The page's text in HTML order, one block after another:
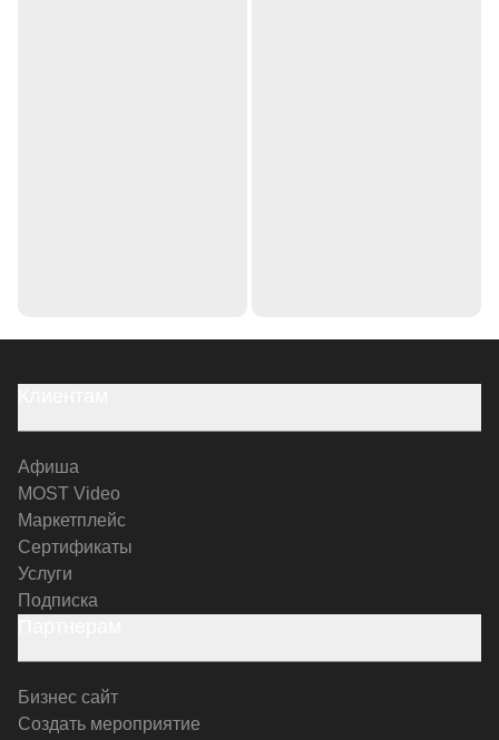
Афиша
MOST Video
Маркетплейс
Сертификаты
Услуги
Подписка
Бизнес сайт
Создать мероприятие